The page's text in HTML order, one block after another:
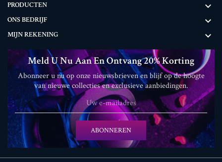
PRODUCTEN 
ONS BEDRIJF 
MIJN REKENING 
Meld U Nu Aan En Ontvang 20% ​​korting
Abonneer u nu op onze nieuwsbrieven en blijf op de hoogte
van nieuwe collecties en exclusieve aanbiedingen.
ABONNEREN